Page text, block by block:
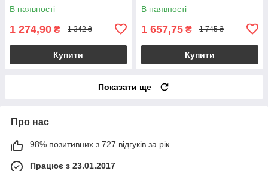
В наявності
1 274,90 ₴ 1 342 ₴
Купити
В наявності
1 657,75 ₴ 1 745 ₴
Купити
Показати ще
Про нас
98% позитивних з 727 відгуків за рік
Працює з 23.01.2017